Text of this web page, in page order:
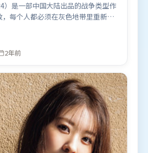
）是一部中国大陆出品的战争类型作
每个人都必须在灰色地带里重新选
听风格统一而富有实验感，配乐与
洪常秀执导，杨紫、马东锡、周冬
演。影片于2024年1月28日（中国
2年前